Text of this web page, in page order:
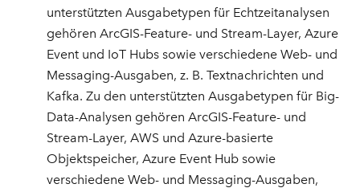
unterstützten Ausgabetypen für Echtzeitanalysen
gehören ArcGIS-Feature- und Stream-Layer, Azure
Event und IoT Hubs sowie verschiedene Web- und
Messaging-Ausgaben, z. B. Textnachrichten und
Kafka. Zu den unterstützten Ausgabetypen für Big-
Data-Analysen gehören ArcGIS-Feature- und
Stream-Layer, AWS und Azure-basierte
Objektspeicher, Azure Event Hub sowie
verschiedene Web- und Messaging-Ausgaben,